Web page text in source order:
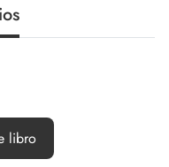
libro